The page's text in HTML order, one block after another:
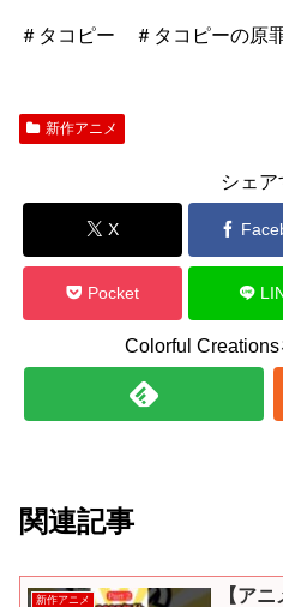
＃タコピー ＃タコピーの原
新作アニメ
シェア
X
Pocket
Colorful
関連記事
新作アニメ
【ア